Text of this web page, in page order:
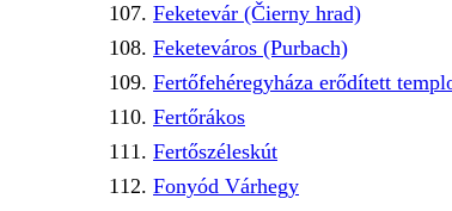
Feketevár (Čierny hrad)
Feketeváros (Purbach)
Fertőfehéregyháza erődített
Fertőrákos
Fertőszéleskút
Fonyód Várhegy